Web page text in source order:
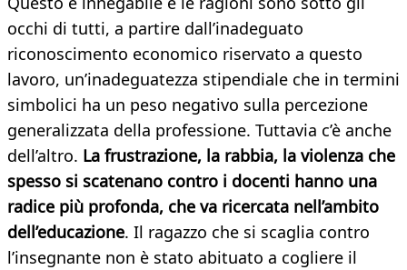
occhi di tutti, a partire dall’inadeguato
riconoscimento economico riservato a questo
lavoro, un’inadeguatezza stipendiale che in termini
simbolici ha un peso negativo sulla percezione
generalizzata della professione. Tuttavia c’è anche
dell’altro. La frustrazione, la rabbia, la violenza che
spesso si scatenano contro i docenti hanno una
radice più profonda, che va ricercata nell’ambito
dell’educazione. Il ragazzo che si scaglia contro
l’insegnante non è stato abituato a cogliere il